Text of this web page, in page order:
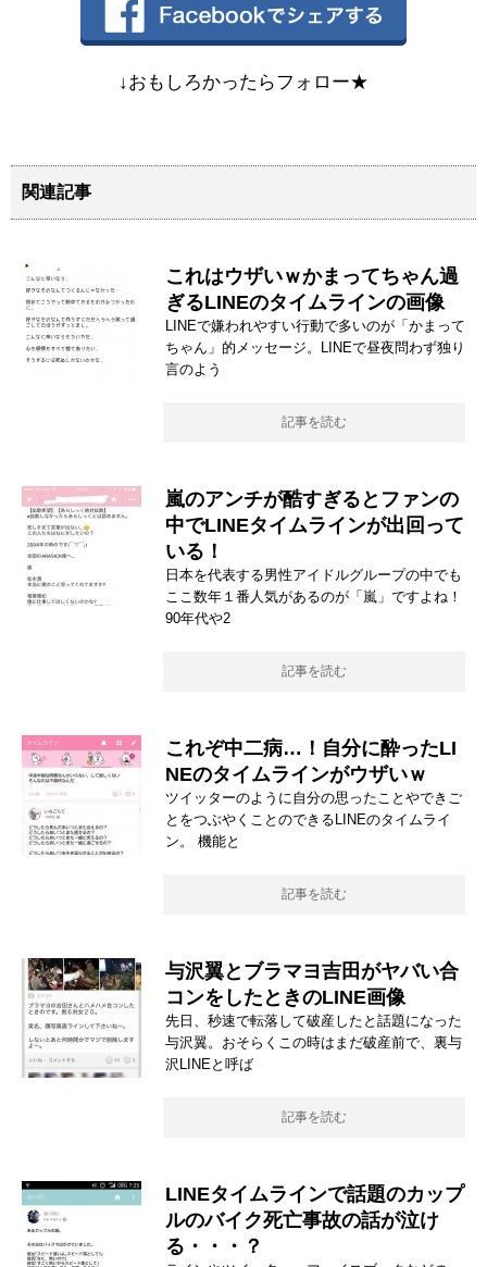
↓おもしろかったらフォロー★
関連記事
これはウザいｗかまってちゃん過
ぎるLINEのタイムラインの画像
LINEで嫌われやすい行動で多いのが「かまって
ちゃん」的メッセージ。LINEで昼夜問わず独り
言のよう
記事を読む
嵐のアンチが酷すぎるとファンの
中でLINEタイムラインが出回って
いる！
日本を代表する男性アイドルグループの中でも
ここ数年１番人気があるのが「嵐」ですよね！
90年代や2
記事を読む
これぞ中二病…！自分に酔ったLI
NEのタイムラインがウザいｗ
ツイッターのように自分の思ったことやできご
とをつぶやくことのできるLINEのタイムライ
ン。 機能と
記事を読む
与沢翼とブラマヨ吉田がヤバい合
コンをしたときのLINE画像
先日、秒速で転落して破産したと話題になった
与沢翼。おそらくこの時はまだ破産前で、裏与
沢LINEと呼ば
記事を読む
LINEタイムラインで話題のカップ
ルのバイク死亡事故の話が泣け
る・・・？